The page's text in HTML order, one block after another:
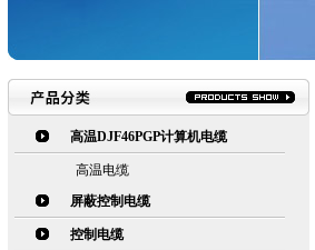
高温DJF46PGP计算机电缆
高温电缆
屏蔽控制电缆
控制电缆